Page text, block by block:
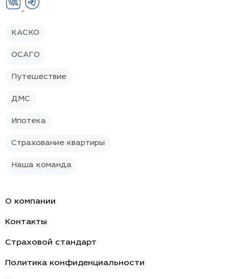
КАСКО
ОСАГО
Путешествие
ДМС
Ипотека
Страхование квартиры
Наша команда
О компании
Контакты
Страховой стандарт
Политика конфиденциальности